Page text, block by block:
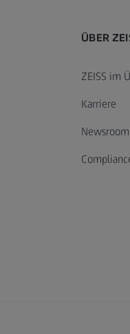
ÜBER
ZEISS im
Karriere
Newsroom